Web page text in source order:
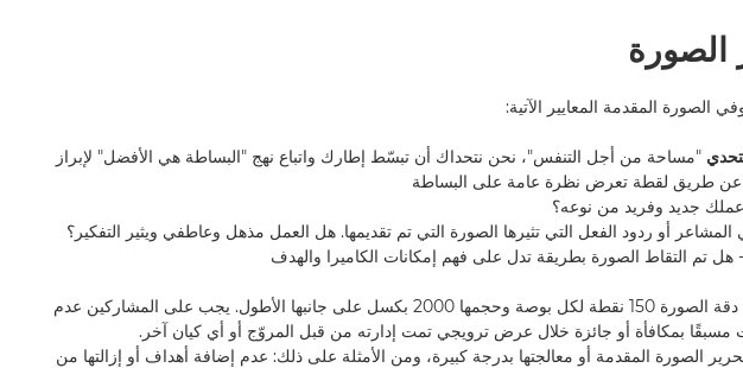
"مساحة من أجل التنفس"، نحن نتحداك أن تبسّط إطارك واتباع نهج "البساطة هي الأفضل" لإبراز
عن طريق لقطة تعرض نظرة عامة على البساطة
جديد وفريد من نوعه؟
أو ردود الفعل التي تثيرها الصورة التي تم تقديمها. هل العمل مذهل وعاطفي ويثير التفكير؟
- هل تم التقاط الصورة بطريقة تدل على فهم إمكانات الكاميرا والهدف
3.2. يجب أن تبلغ دقة الصورة 150 نقطة لكل بوصة وحجمها 2000 بكسل على جانبها الأطول. يجب على المشاركين عدم
بمكافأة أو جائزة خلال عرض ترويجي تمت إدارته من قبل المروّج أو أي كيان آخر.
تحرير الصورة المقدمة أو معالجتها بدرجة كبيرة، ومن الأمثلة على ذلك: عدم إضافة أهداف أو إزالتها من